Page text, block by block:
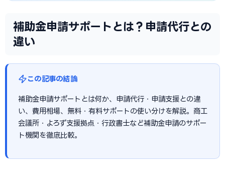
補助金申請サポートとは？申請代行との
違い
この記事の結論
補助金申請サポートとは何か、申請代行・申請支援との違
い、費用相場、無料・有料サポートの使い分けを解説。商工
会議所・よろず支援拠点・行政書士など補助金申請のサポー
ト機関を徹底比較。